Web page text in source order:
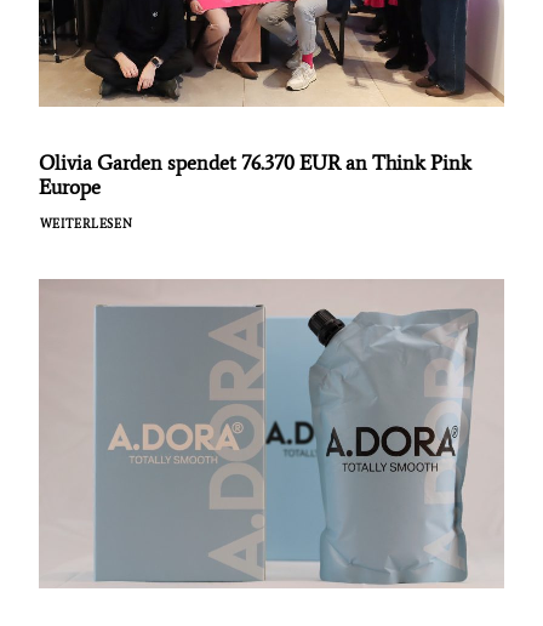
Olivia Garden spendet 76.370 EUR an Think Pink
Europe
WEITERLESEN